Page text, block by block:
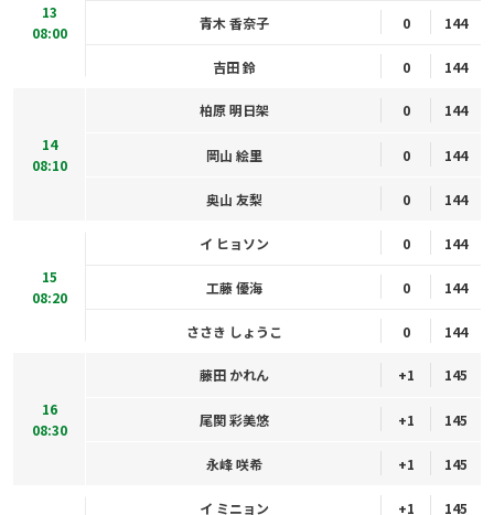
13
08:00
青木 香奈子 0 144
吉田 鈴 0 144
14
08:10
柏原 明日架 0 144
岡山 絵里 0 144
奥山 友梨 0 144
15
08:20
イ ヒョソン 0 144
工藤 優海 0 144
ささき しょうこ 0 144
16
08:30
藤田 かれん +1 145
尾関 彩美悠 +1 145
永峰 咲希 +1 145
イ ミニョン +1 145